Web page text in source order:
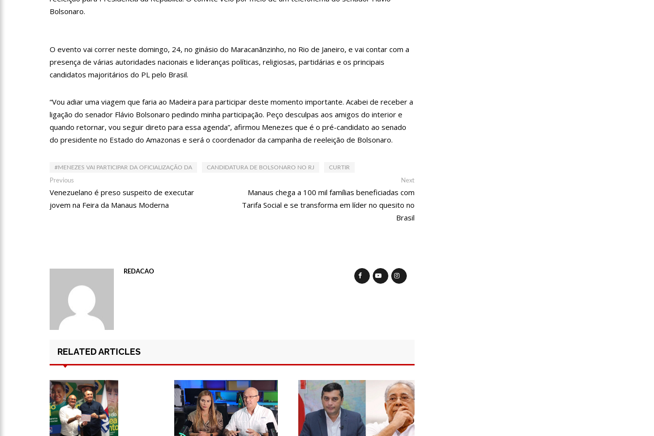
Magalhães
12:01 Última Chamada: Convocação da lista de espera do Fies encerra nesta sexta
Prefeitura de Manaus abre inscrições gratuitas para treinamento sobre marketing
digital
10:01 Junho violeta – Caimi realiza grande caminhada para combater a violência contra o
13:06 Anna Carolina Jatobá pode ir para o regime aberto; veja outros casos
12:51 Modelo e jornalista falece após complicações durante remoção de silicone industrial
Mais Médicos tem cerca de 34 mil profissionais inscritos
Bolsonaro.
O evento vai correr neste domingo, 24, no ginásio do Maracanãnzinho, no Rio de Janeiro, e vai contar com a
presença de várias autoridades nacionais e lideranças políticas, religiosas, partidárias e os principais
candidatos majoritários do PL pelo Brasil.
“Vou adiar uma viagem que faria ao Madeira para participar deste momento importante. Acabei de receber a
ligação do senador Flávio Bolsonaro pedindo minha participação. Peço desculpas aos amigos do interior e
quando retornar, vou seguir direto para essa agenda”, afirmou Menezes que é o pré-candidato ao senado
do presidente no Estado do Amazonas e será o coordenador da campanha de reeleição de Bolsonaro.
#MENEZES VAI PARTICIPAR DA OFICIALIZAÇÃO DA CANDIDATURA DE BOLSONARO NO RJ CURTIR
Navegação
de
Post
Previous
post:
Venezuelano é preso suspeito de executar
jovem na Feira da Manaus Moderna
NextNext
Manaus chega a 100 mil famílias beneficiadas com
Tarifa Social e se transforma em líder no quesito no
Brasil
REDACAO
RELATED ARTICLES